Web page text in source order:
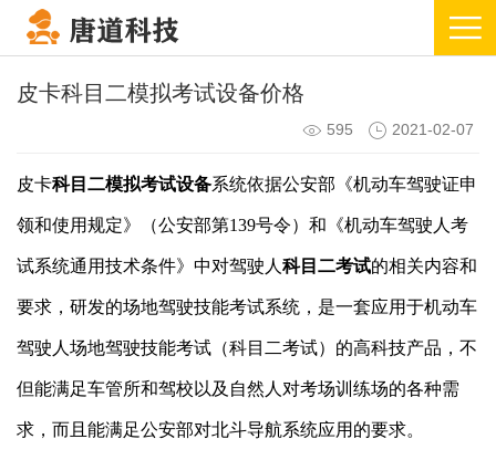
皮卡科目二模拟考试设备价格
595 2021-02-07
皮卡科目二模拟考试设备系统依据公安部《机动车驾驶证申
领和使用规定》（公安部第139号令）和《机动车驾驶人考
试系统通用技术条件》中对驾驶人 科目二考试的相关内容和
要求，研发的场地驾驶技能考试系统，是一套应用于机动车
驾驶人场地驾驶技能考试（科目二考试）的高科技产品，不
但能满足车管所和驾校以及自然人对考场训练场的各种需
求，而且能满足公安部对北斗导航系统应用的要求。